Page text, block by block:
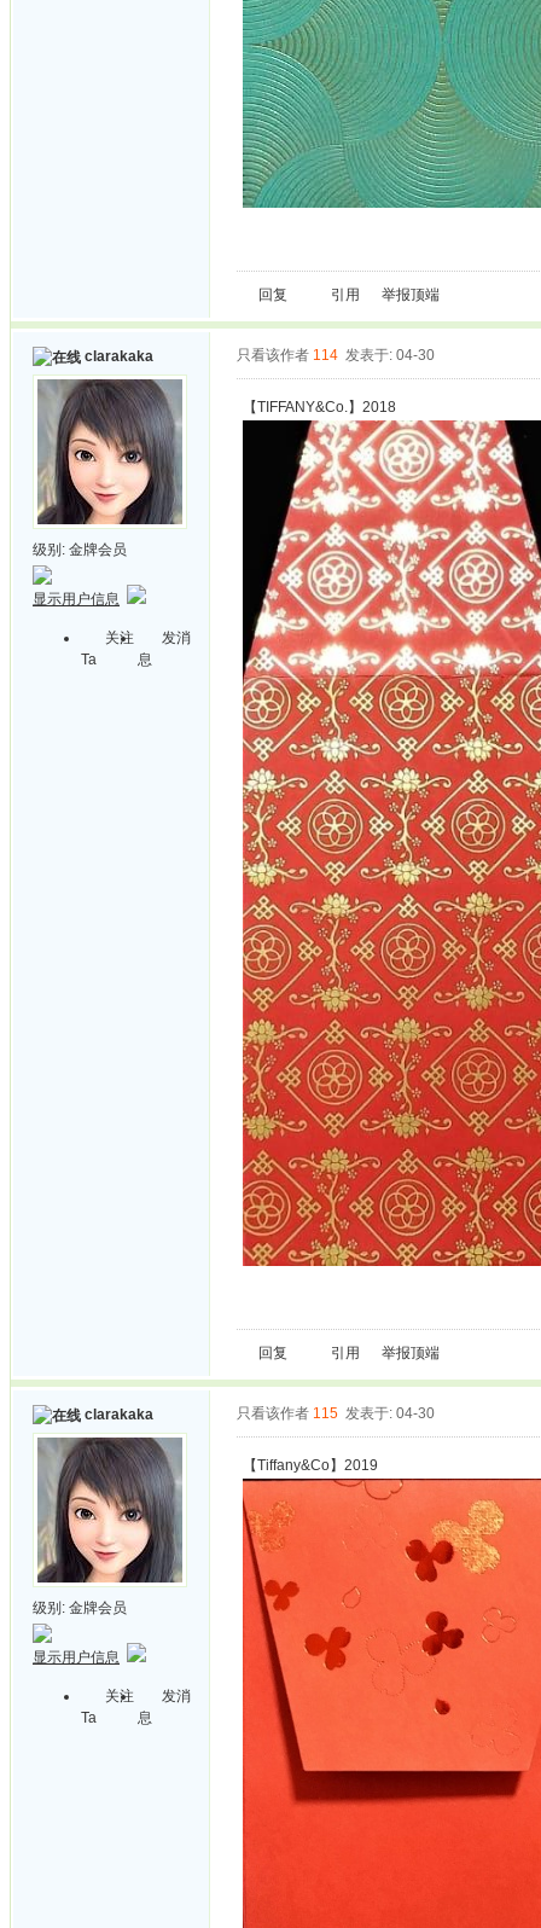
回复 引用 举报顶端
clarakaka
级别: 金牌会员
显示用户信息
关注
Ta
发消
息
只看该作者 114 发表于: 04-30
【TIFFANY&Co.】2018
回复 引用 举报顶端
clarakaka
级别: 金牌会员
显示用户信息
关注
Ta
发消
息
只看该作者 115 发表于: 04-30
【Tiffany&Co】2019